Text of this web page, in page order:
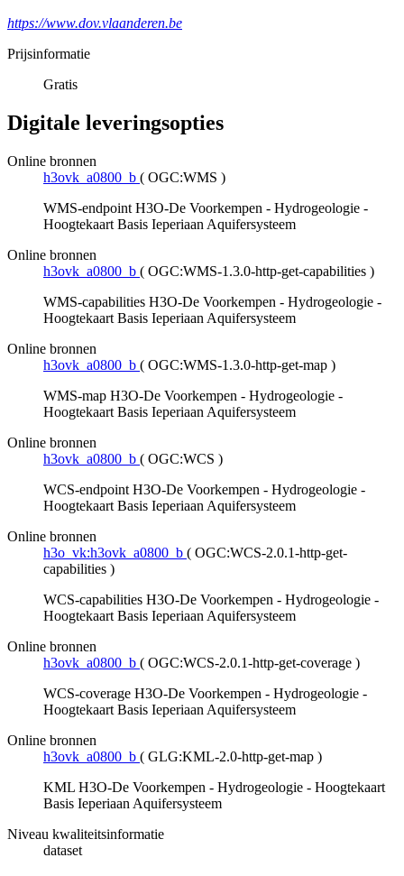
https://www.dov.vlaanderen.be
Prijsinformatie
Gratis
Digitale leveringsopties
Online bronnen
h3ovk_a0800_b ( OGC:WMS )
WMS-endpoint H3O-De Voorkempen - Hydrogeologie -
Hoogtekaart Basis Ieperiaan Aquifersysteem
Online bronnen
h3ovk_a0800_b ( OGC:WMS-1.3.0-http-get-capabilities )
WMS-capabilities H3O-De Voorkempen - Hydrogeologie -
Hoogtekaart Basis Ieperiaan Aquifersysteem
Online bronnen
h3ovk_a0800_b ( OGC:WMS-1.3.0-http-get-map )
WMS-map H3O-De Voorkempen - Hydrogeologie -
Hoogtekaart Basis Ieperiaan Aquifersysteem
Online bronnen
h3ovk_a0800_b ( OGC:WCS )
WCS-endpoint H3O-De Voorkempen - Hydrogeologie -
Hoogtekaart Basis Ieperiaan Aquifersysteem
Online bronnen
h3o_vk:h3ovk_a0800_b ( OGC:WCS-2.0.1-http-get-
capabilities )
WCS-capabilities H3O-De Voorkempen - Hydrogeologie -
Hoogtekaart Basis Ieperiaan Aquifersysteem
Online bronnen
h3ovk_a0800_b ( OGC:WCS-2.0.1-http-get-coverage )
WCS-coverage H3O-De Voorkempen - Hydrogeologie -
Hoogtekaart Basis Ieperiaan Aquifersysteem
Online bronnen
h3ovk_a0800_b ( GLG:KML-2.0-http-get-map )
KML H3O-De Voorkempen - Hydrogeologie - Hoogtekaart
Basis Ieperiaan Aquifersysteem
Niveau kwaliteitsinformatie
dataset